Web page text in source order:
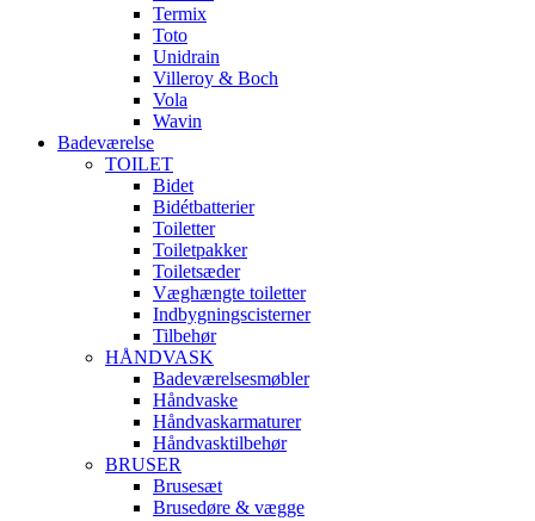
Termix
Toto
Unidrain
Villeroy & Boch
Vola
Wavin
Badeværelse
TOILET
Bidet
Bidétbatterier
Toiletter
Toiletpakker
Toiletsæder
Væghængte toiletter
Indbygningscisterner
Tilbehør
HÅNDVASK
Badeværelsesmøbler
Håndvaske
Håndvaskarmaturer
Håndvasktilbehør
BRUSER
Brusesæt
Brusedøre & vægge